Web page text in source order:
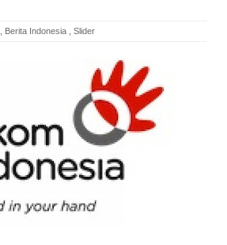
Berita Indonesia Slider